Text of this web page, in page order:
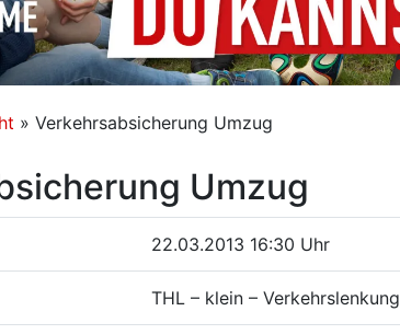
» Verkehrsabsicherung Umzug
Umzug
22.03.2013 16:30 Uhr
THL – klein – Verkehrslenkung